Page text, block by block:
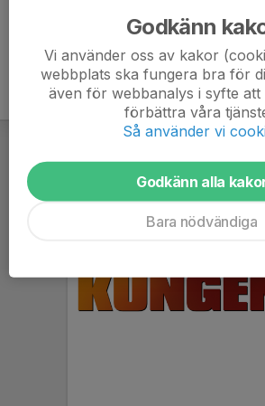
Godkänn
Vi använder oss av kakor
webbplats ska fungera bra för
även för webbanalys i syfte att
förbättra våra
Så använder vi
Godkänn alla
Bara nödvändiga